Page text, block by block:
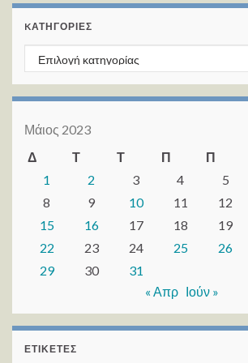
KΑΤΗΓΟΡΊΕΣ
Kατηγορίες
Μάιος 2023
Δ
Τ Τ Π Π
1
2 3 4 5
8
9 10 11 12
15
16 17 18 19
22
23 24 25 26
29
30
31
« Απρ Ιούν »
ΕΤΙΚΈΤΕΣ